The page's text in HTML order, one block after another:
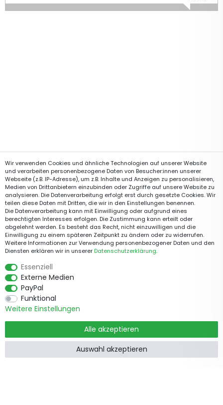
Wir verwenden Cookies und ähnliche Technologien auf unserer Website
und verarbeiten personenbezogene Daten von Besucher:innen unserer
Webseite (z.B. IP-Adresse), um z.B. Inhalte und Anzeigen zu personalisieren,
Medien von Drittanbietern einzubinden oder Zugriffe auf unsere Website zu
analysieren. Die Datenverarbeitung erfolgt erst durch gesetzte Cookies. Wir
teilen diese Daten mit Dritten, die wir in den Einstellungen benennen.
Die Datenverarbeitung kann mit Einwilligung oder aufgrund eines
berechtigten Interesses erfolgen. Die Zustimmung kann erteilt oder
abgelehnt werden. Es besteht das Recht, nicht einzuwilligen und die
Einwilligung zu einem späteren Zeitpunkt zu ändern oder zu widerrufen.
Weitere Informationen zur Verwendung personenbezogener Daten und den
Diensten erklären wir in unserer Daten­schutz­erklärung.
Essenziell
Externe Medien
PayPal
Funktional
Weitere Einstellungen
Alle akzeptieren
Auswahl akzeptieren
Informationen